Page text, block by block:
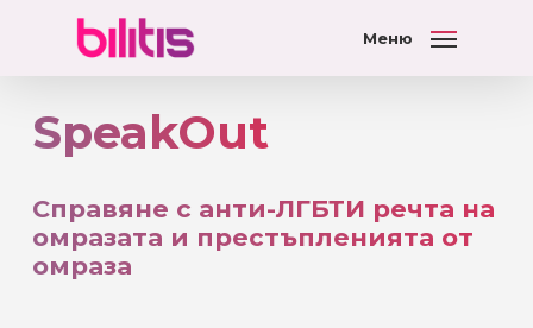
Меню
SpeakOut
Справяне с анти-ЛГБТИ речта на
омразата и престъпленията от
омраза